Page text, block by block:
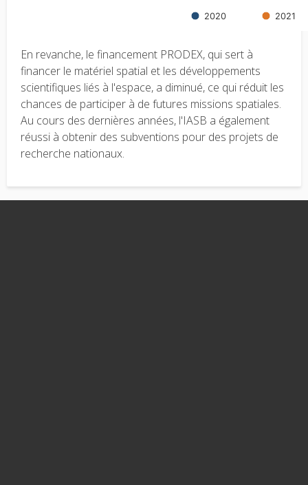
En revanche, le financement PRODEX, qui sert à
financer le matériel spatial et les développements
scientifiques liés à l'espace, a diminué, ce qui réduit les
chances de participer à de futures missions spatiales.
Au cours des dernières années, l'IASB a également
réussi à obtenir des subventions pour des projets de
recherche nationaux.